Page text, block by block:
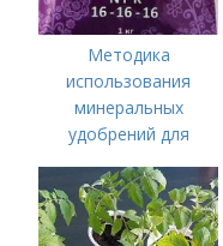
Методика
использования
минеральных
удобрений для
Минеральное
питание